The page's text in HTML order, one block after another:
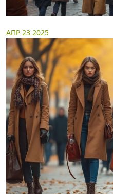
АПР 23 2025